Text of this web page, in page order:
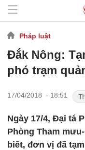
Pháp luật
Đắk Nông:
phó trạm
17/04/2018 - 18:51
Ngày 17/4, Đại tá
Phòng Tham
biết, đơn vị đã